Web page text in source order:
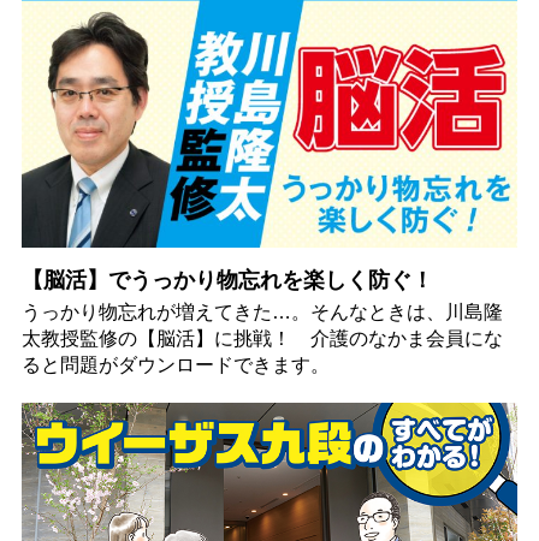
【脳活】でうっかり物忘れを楽しく防ぐ！
うっかり物忘れが増えてきた…。そんなときは、川島隆
太教授監修の【脳活】に挑戦！ 介護のなかま会員にな
ると問題がダウンロードできます。